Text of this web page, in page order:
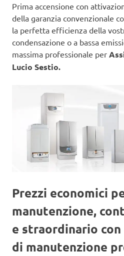
Prima accensione con
della garanzia convenzionale
la perfetta efficienza della
condensazione o a bassa
massima professionale per
Lucio Sestio.
Prezzi economici
manutenzione,
e straordinario
di manutenzione